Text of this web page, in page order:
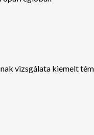
vizsgálata kiemelt